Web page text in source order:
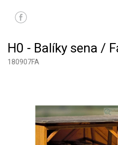
H0 - Balíky sena /
180907FA